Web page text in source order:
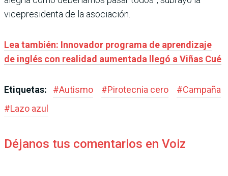
vicepresidenta de la asociación.
Lea también: Innovador programa de aprendizaje
de inglés con realidad aumentada llegó a Viñas Cué
Etiquetas: #Autismo #Pirotecnia cero #Campaña
#Lazo azul
Déjanos tus comentarios en Voiz